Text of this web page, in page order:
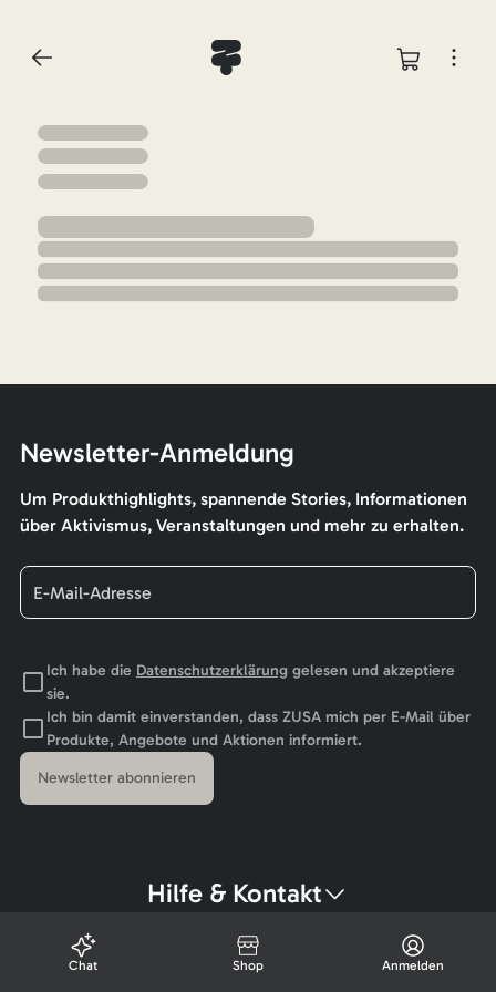
Newsletter-Anmeldung
Um Produkthighlights, spannende Stories, Informationen
über Aktivismus, Veranstaltungen und mehr zu erhalten.
Ich habe die Datenschutzerklärunggelesen und akzeptiere
sie.
Ich bin damit einverstanden, dass ZUSA mich per E-Mail über
Produkte, Angebote und Aktionen informiert.
Newsletter abonnieren
Hilfe & Kontakt
Chat Shop Anmelden